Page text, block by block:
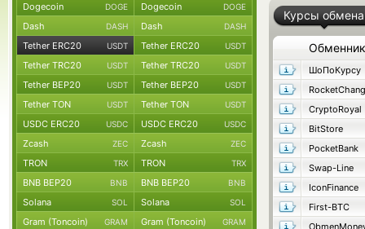
Курсы обмена
Обменник
ШоПоКурсу
CryptoRoyal
BitStore
PocketBank
Swap-Line
IconFinance
First-BTC
Dogecoin DOGE Dogecoin DOGE
Dash DASH Dash DASH
Tether ERC20 USDT Tether ERC20 USDT
Tether TRC20 USDT Tether TRC20 USDT
Tether BEP20 USDT Tether BEP20 USDT
Tether TON USDT Tether TON USDT
USDC ERC20 USDC USDC ERC20 USDC
Zcash ZEC Zcash ZEC
TRON TRX TRON TRX
BNB BEP20 BNB BNB BEP20 BNB
Solana SOL Solana SOL
Gram (Toncoin) GRAM Gram (Toncoin) GRAM